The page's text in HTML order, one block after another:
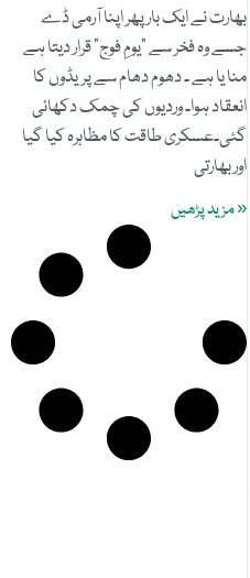
بھارت نے ایک بار پھر اپنا آرمی ڈے
جسے وہ فخر سے ”یومِ فوج” قرار دیتا ہے
منا یا ہے ۔ دھوم دھام سے پریڈوں کا
انعقاد ہوا۔ وردیوں کی چمک دکھائی
گئی۔عسکری طاقت کا مظاہرہ کیا گیا
اور بھارتی
« مزید پڑھیں